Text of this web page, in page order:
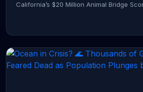
California’s $20 Million Animal Bridge